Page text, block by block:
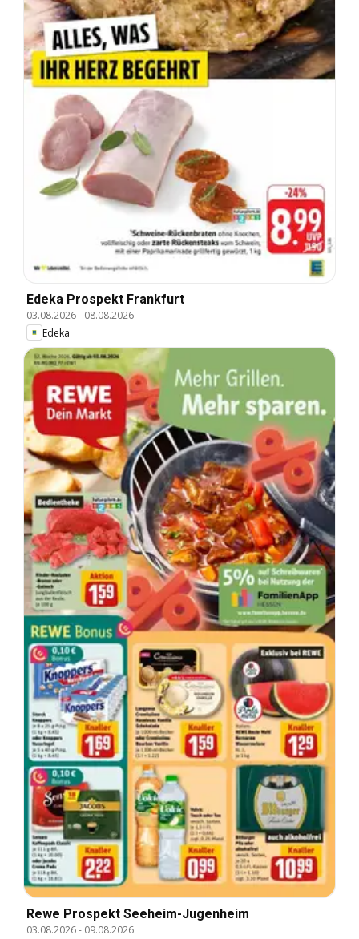
Edeka Prospekt Frankfurt
03.08.2026- 08.08.2026
Edeka
Rewe Prospekt Seeheim-Jugenheim
03.08.2026- 09.08.2026